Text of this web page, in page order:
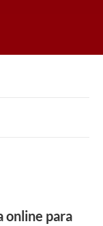
online para